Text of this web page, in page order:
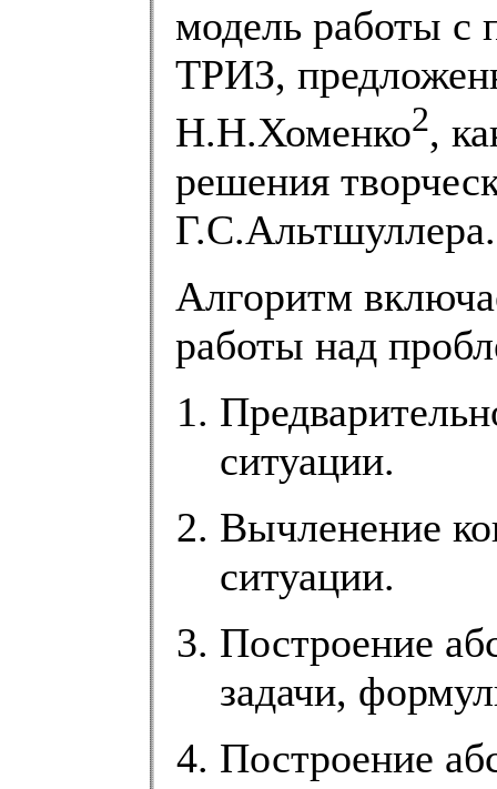
модель работы
ТРИЗ,
Н.Н.Хоменко2,
решения
Г.С.Альтшуллера.
Алгоритм
работы над
ситуации.
Вычленение
ситуации.
Построение
задачи,
Построение